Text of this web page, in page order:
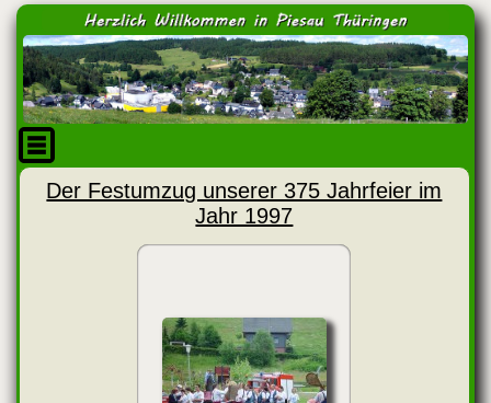
Der Festumzug unserer 375 Jahrfeier im
Jahr 1997